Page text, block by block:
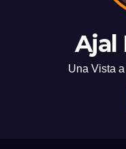
Ajal
Una Vista